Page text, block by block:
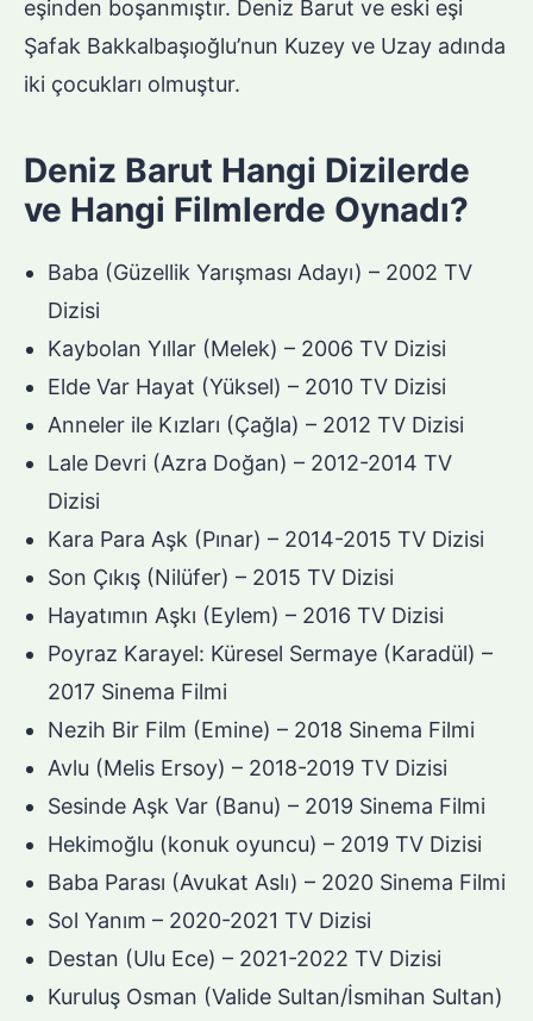
eşinden boşanmıştır. Deniz Barut ve eski eşi
Şafak Bakkalbaşıoğlu’nun Kuzey ve Uzay adında
iki çocukları olmuştur.
Deniz Barut Hangi Dizilerde
ve Hangi Filmlerde Oynadı?
Baba (Güzellik Yarışması Adayı) – 2002 TV
Dizisi
Kaybolan Yıllar (Melek) – 2006 TV Dizisi
Elde Var Hayat (Yüksel) – 2010 TV Dizisi
Anneler ile Kızları (Çağla) – 2012 TV Dizisi
Lale Devri (Azra Doğan) – 2012-2014 TV
Dizisi
Kara Para Aşk (Pınar) – 2014-2015 TV Dizisi
Son Çıkış (Nilüfer) – 2015 TV Dizisi
Hayatımın Aşkı (Eylem) – 2016 TV Dizisi
Poyraz Karayel: Küresel Sermaye (Karadül) –
2017 Sinema Filmi
Nezih Bir Film (Emine) – 2018 Sinema Filmi
Avlu (Melis Ersoy) – 2018-2019 TV Dizisi
Sesinde Aşk Var (Banu) – 2019 Sinema Filmi
Hekimoğlu (konuk oyuncu) – 2019 TV Dizisi
Baba Parası (Avukat Aslı) – 2020 Sinema Filmi
Sol Yanım – 2020-2021 TV Dizisi
Destan (Ulu Ece) – 2021-2022 TV Dizisi
Kuruluş Osman (Valide Sultan/İsmihan Sultan)